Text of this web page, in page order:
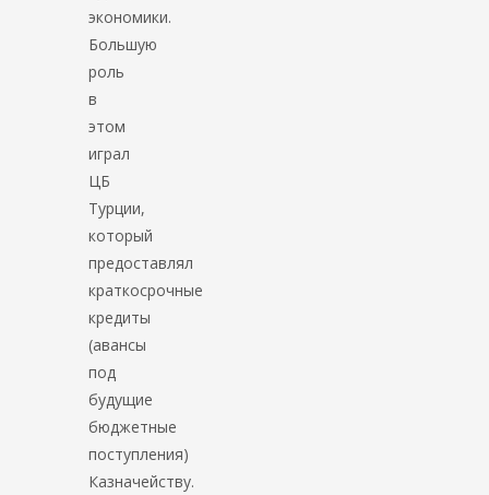
экономики.
Большую
роль
в
этом
играл
ЦБ
Турции,
который
предоставлял
краткосрочные
кредиты
(авансы
под
будущие
бюджетные
поступления)
Казначейству.